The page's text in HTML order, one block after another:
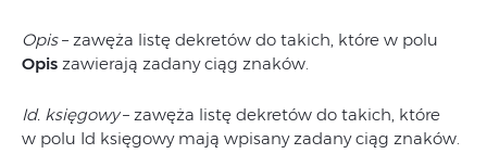
Opis– zawęża listę dekretów do takich, które w polu
Opis zawierają zadany ciąg znaków.
Id. księgowy– zawęża listę dekretów do takich, które
w polu Id księgowy mają wpisany zadany ciąg znaków.